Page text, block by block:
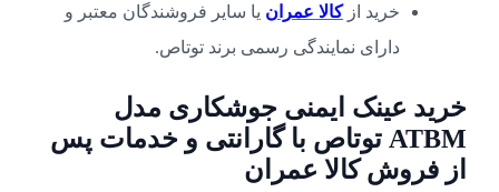
خرید ازکالا عمران یا سایر فروشندگان معتبر و
دارای نمایندگی رسمی برند توتاص.
خرید عینک ایمنی جوشکاری مدل
ATBM توتاص با گارانتی و خدمات پس
از فروش کالا عمران